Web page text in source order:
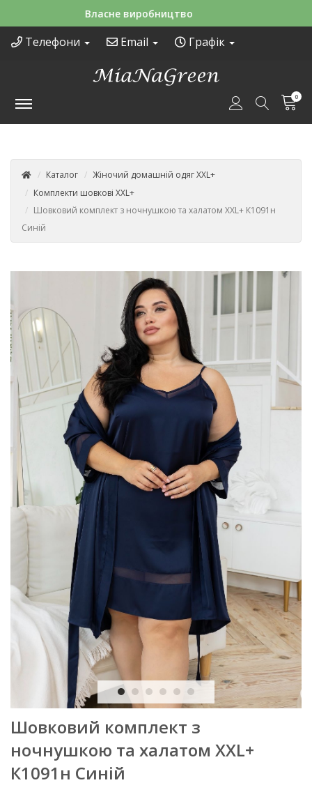
Зручні способи оплати
Телефони Email Графік
0
Каталог
Жіночий домашній одяг XXL+
Комплекти шовкові XXL+
Шовковий комплект з ночнушкою та халатом XXL+ К1091н
Синій
Шовковий комплект з
ночнушкою та халатом XXL+
К1091н Синій